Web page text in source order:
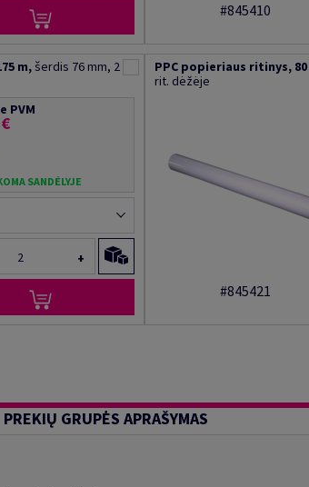
#845410
m,šerdis 76 mm, 2
PVM
SANDĖLYJE
+
PPC popieriaus ritinys, 80
rit. dėžėje
#845421
PREKIŲ GRUPĖS APRAŠYMAS